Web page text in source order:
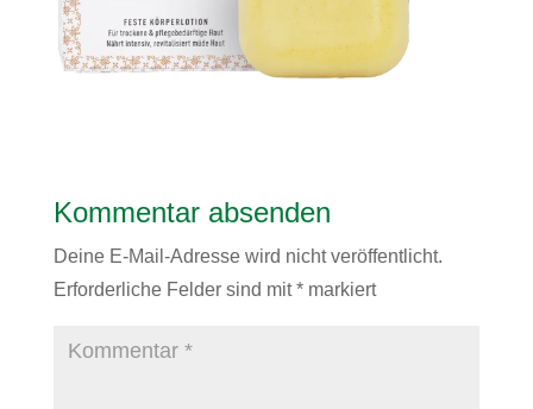
Kommentar absenden
Deine E-Mail-Adresse wird nicht veröffentlicht.
Erforderliche Felder sind mit*markiert